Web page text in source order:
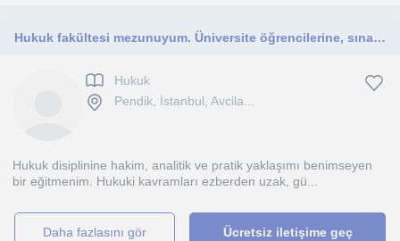
Hukuk fakültesi mezunuyum. Üniversite öğrencilerine, sınavlara hazırlananlara ve hukuki bilgi edinmek isteyen herkes için
Hukuk
Pendik, İstanbul, Avcila...
Hukuk disiplinine hakim, analitik ve pratik yaklaşımı benimseyen
bir eğitmenim. Hukuki kavramları ezberden uzak, gü...
daha fazlasını gör Ücretsiz iletişime geç